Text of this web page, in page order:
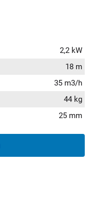
2,2 kW
18 m
35 m3/h
44 kg
25 mm